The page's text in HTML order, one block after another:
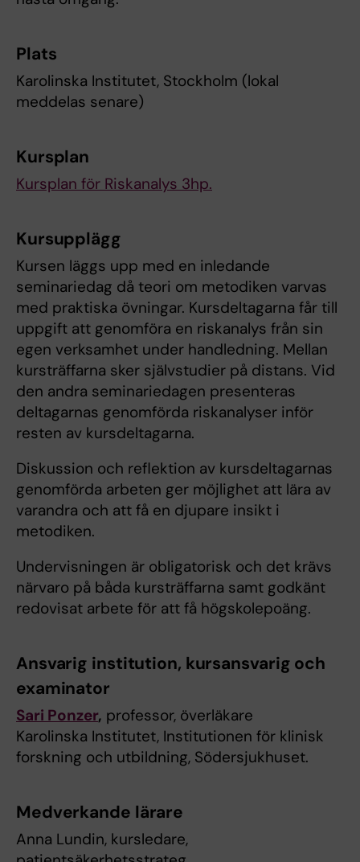
Plats
Karolinska Institutet, Stockholm (lokal
meddelas senare)
Kursplan
Kursplan för Riskanalys 3hp.
Kursupplägg
Kursen läggs upp med en inledande
seminariedag då teori om metodiken varvas
med praktiska övningar. Kursdeltagarna får till
uppgift att genomföra en riskanalys från sin
egen verksamhet under handledning. Mellan
kursträffarna sker självstudier på distans. Vid
den andra seminariedagen presenteras
deltagarnas genomförda riskanalyser inför
resten av kursdeltagarna.
Diskussion och reflektion av kursdeltagarnas
genomförda arbeten ger möjlighet att lära av
varandra och att få en djupare insikt i
metodiken.
Undervisningen är obligatorisk och det krävs
närvaro på båda kursträffarna samt godkänt
redovisat arbete för att få högskolepoäng.
Ansvarig institution, kursansvarig och
examinator
Sari Ponzer, professor, överläkare
Karolinska Institutet, Institutionen för klinisk
forskning och utbildning, Södersjukhuset.
Medverkande lärare
Anna Lundin, kursledare,